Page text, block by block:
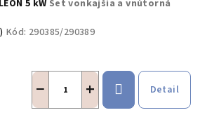
5 kW Set vonkajšia a vnútorná
Kód: 290385/290389
+
− Detail